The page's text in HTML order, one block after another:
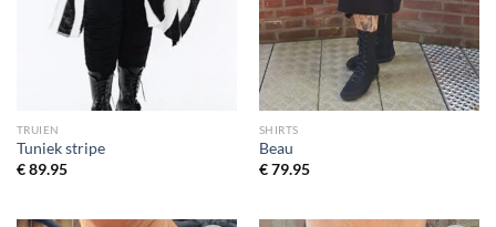
TRUIEN
Tuniek stripe
€89.95
SHIRTS
Beau
€79.95